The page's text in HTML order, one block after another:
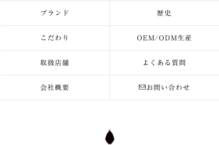
ブランド 歴史
こだわり OEM/ODM生産
取扱店舗 よくある質問
会社概要 お問い合わせ